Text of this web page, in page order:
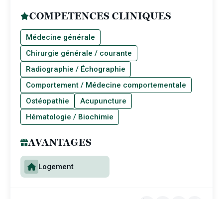
COMPETENCES CLINIQUES
Médecine générale
Chirurgie générale / courante
Radiographie / Échographie
Comportement / Médecine comportementale
Ostéopathie
Acupuncture
Hématologie / Biochimie
AVANTAGES
Logement